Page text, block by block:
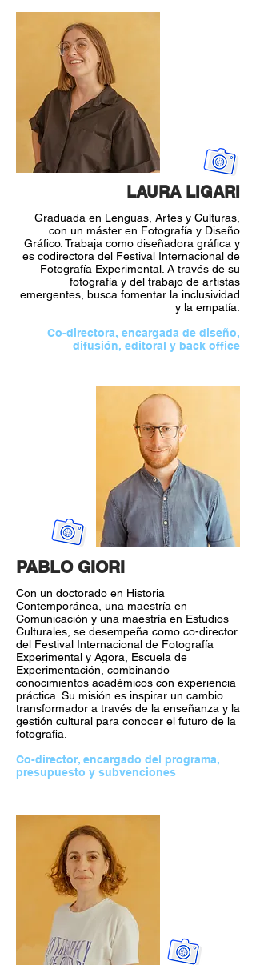
LAURA LIGARI
Graduada en Lenguas, Artes y Culturas,
con un máster en Fotografía y Diseño
Gráfico. Trabaja como diseñadora gráfica y
es codirectora del Festival Internacional de
Fotografía Experimental. A través de su
fotografía y del trabajo de artistas
emergentes, busca fomentar la inclusividad
y la empatía.
Co-directora, encargada de diseño,
difusión, editoral y back office
PABLO GIORI
Con un doctorado en Historia
Contemporánea, una maestría en
Comunicación y una maestría en Estudios
Culturales, se desempeña como co-director
del Festival Internacional de Fotografía
Experimental y Agora, Escuela de
Experimentación, combinando
conocimientos académicos con experiencia
práctica. Su misión es inspirar un cambio
transformador a través de la enseñanza y la
gestión cultural para conocer el futuro de la
fotografia.
Co-director, encargado del programa,
presupuesto y subvenciones